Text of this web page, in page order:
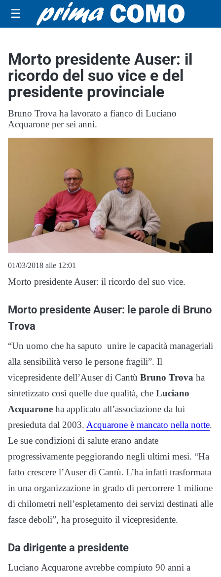
☰
Morto presidente Auser: il
ricordo del suo vice e del
presidente provinciale
Bruno Trova ha lavorato a fianco di Luciano
Acquarone per sei anni.
01/03/2018 alle 12:01
Morto presidente Auser: il ricordo del suo vice.
Morto presidente Auser: le parole di Bruno
Trova
“Un uomo che ha saputo unire le capacità manageriali
alla sensibilità verso le persone fragili”. Il
vicepresidente dell’Auser di Cantù Bruno Trova ha
sintetizzato così quelle due qualità, che Luciano
Acquarone ha applicato all’associazione da lui
presieduta dal 2003. Acquarone è mancato nella notte.
Le sue condizioni di salute erano andate
progressivamente peggiorando negli ultimi mesi. “Ha
fatto crescere l’Auser di Cantù. L’ha infatti trasformata
in una organizzazione in grado di percorrere 1 milione
di chilometri nell’espletamento dei servizi destinati alle
fasce deboli”, ha proseguito il vicepresidente.
Da dirigente a presidente
Luciano Acquarone avrebbe compiuto 90 anni a